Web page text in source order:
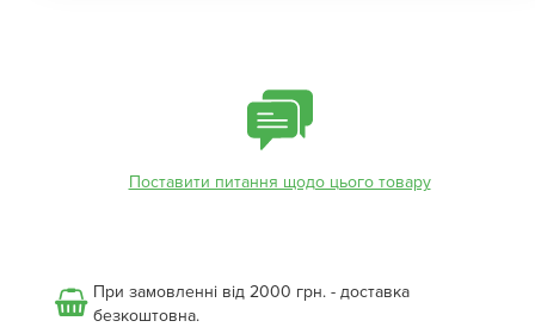
Поставити питання щодо цього товару
При замовленні від 2000 грн. - доставка
безкоштовна.